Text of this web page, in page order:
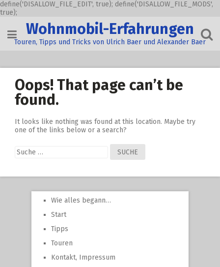
define('DISALLOW_FILE_EDIT', true); define('DISALLOW_FILE_MODS',
true);
content
Wohnmobil-Erfahrungen
Touren, Tipps und Tricks von Ulrich Baer und Alexander Baer
Oops! That page can’t be
found.
It looks like nothing was found at this location. Maybe try
one of the links below or a search?
Suche
nach:
Wie alles begann…
Start
Tipps
Touren
Kontakt, Impressum